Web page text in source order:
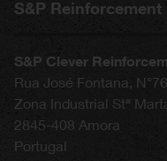
S&P Reinforcement
S&P Clever
Rua José Fontana, N°76
Zona Industrial Stª
2845-408 Amora
Portugal